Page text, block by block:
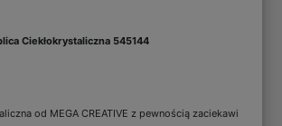
Ciekłokrystaliczna 545144
od MEGA CREATIVE z pewnością zaciekawi